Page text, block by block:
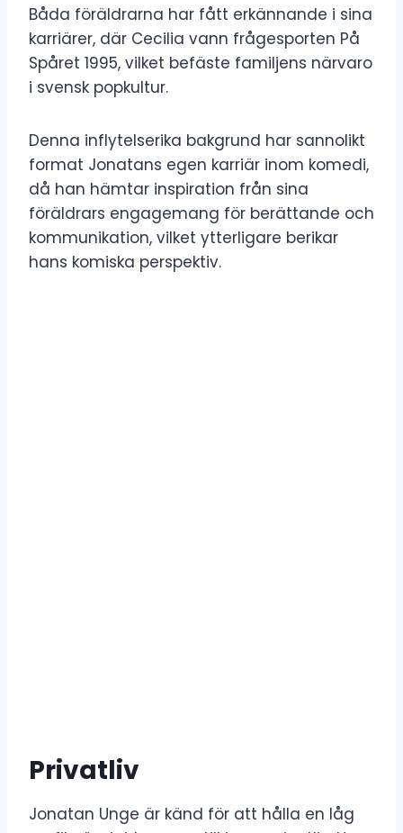
Båda föräldrarna har fått erkännande i sina
karriärer, där Cecilia vann frågesporten På
Spåret 1995, vilket befäste familjens närvaro
i svensk popkultur.
Denna inflytelserika bakgrund har sannolikt
format Jonatans egen karriär inom komedi,
då han hämtar inspiration från sina
föräldrars engagemang för berättande och
kommunikation, vilket ytterligare berikar
hans komiska perspektiv.
Privatliv
Jonatan Unge är känd för att hålla en låg